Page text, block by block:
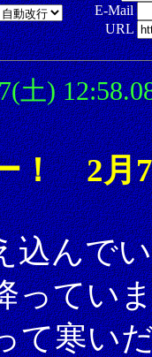
E-Mail
URL
土)
！ 2月
込んで
ってい
て寒い